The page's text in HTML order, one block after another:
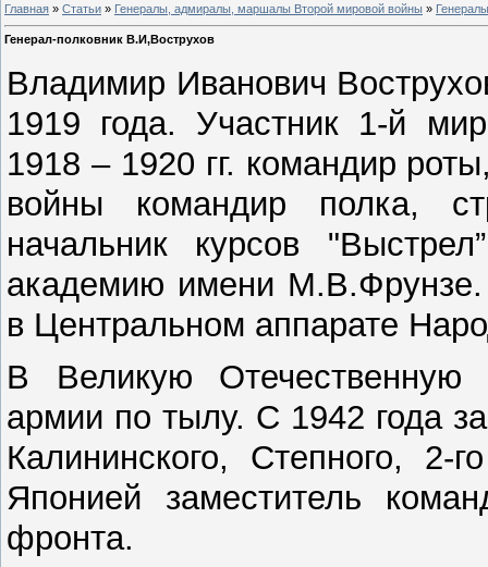
Главная » Статьи » Генералы, адмиралы, маршалы Второй мировой войны » Генералы
Генерал-полковник В.И,Вострухов
Владимир Иванович
1919 года. Участник 1-й
1918 – 1920 гг. командир
войны командир полка,
начальник курсов
академию имени М.В.Фрунзе.
в Центральном аппарате
В Великую Отечественную
армии по тылу. С 1942 года
Калининского, Степного,
Японией заместитель
фронта.